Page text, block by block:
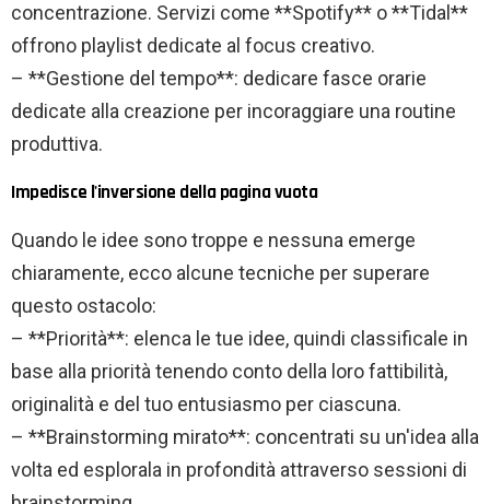
concentrazione. Servizi come **Spotify** o **Tidal**
offrono playlist dedicate al focus creativo.
– **Gestione del tempo**: dedicare fasce orarie
dedicate alla creazione per incoraggiare una routine
produttiva.
Impedisce l'inversione della pagina vuota
Quando le idee sono troppe e nessuna emerge
chiaramente, ecco alcune tecniche per superare
questo ostacolo:
– **Priorità**: elenca le tue idee, quindi classificale in
base alla priorità tenendo conto della loro fattibilità,
originalità e del tuo entusiasmo per ciascuna.
– **Brainstorming mirato**: concentrati su un'idea alla
volta ed esplorala in profondità attraverso sessioni di